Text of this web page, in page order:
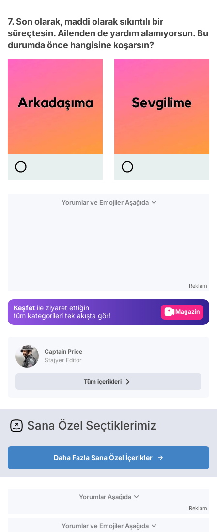
7. Son olarak, maddi olarak sıkıntılı bir
süreçtesin. Ailenden de yardım alamıyorsun. Bu
durumda önce hangisine koşarsın?
Yorumlar ve Emojiler Aşağıda
Reklam
Keşfet ile ziyaret ettiğin
tüm kategorileri tek akışta gör!
Video
Captain Price
Stajyer Editör
Tüm içerikleri
Sana Özel Seçtiklerimiz
Daha Fazla Sana Özel İçerikler
Yorumlar Aşağıda
Reklam
Yorumlar ve Emojiler Aşağıda